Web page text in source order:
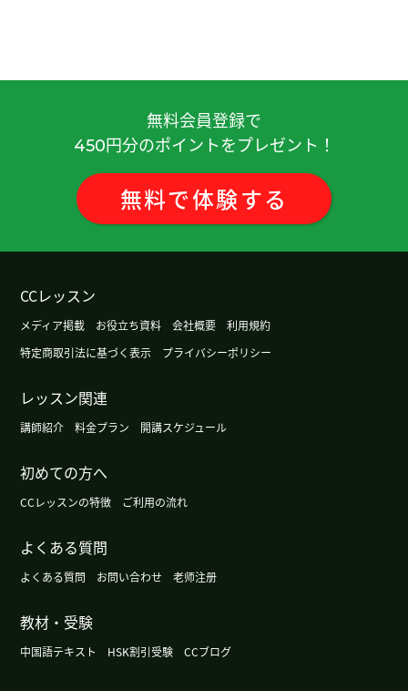
心！ 谢谢您听我的旅游行程，您也可以去看看吧。
我要复习今天做的题目的内容。期待下次再见，谢
( 男性 )
感谢您的课程。今天的课程也很难，我还有很多需
要学习的地方。下次请多关照。( 50代 男性 )
下次请继续指导。
谢谢老师 下次在中国上课哦 祝你周末愉快
跟外国人一起工作很不容易啊 下次再聊别的话题吧
谢谢老师( 男性 )
daisy老师谢谢上课，期待着下次见
50代 男性 )
代 男性 )
谢谢您给我上课。您来日本的时候，尝试一下，请
無料会員登録で
450円分のポイントをプレゼント！
無料で体験する
CCレッスン
メディア掲載 お役立ち資料 会社概要
利用規約
特定商取引法に基づく表示
プライバシーポリシー
レッスン関連
講師紹介 料金プラン 開講スケジュール
初めての方へ
CCレッスンの特徴 ご利用の流れ
よくある質問
よくある質問 お問い合わせ 老师注册
教材・受験
中国語テキスト HSK割引受験 CCブログ